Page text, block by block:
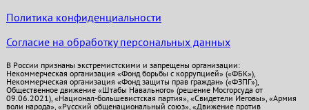
Политика конфиденциальности
Согласие на обработку персональных данных
В России признаны экстремистскими и запрещены организации:
Некоммерческая организация «Фонд борьбы с коррупцией» («ФБК»),
Некоммерческая организация «Фонд защиты прав граждан» («ФЗПГ»),
Общественное движение «Штабы Навального» (решение Мосгорсуда от
09.06.2021), «Национал-большевистская партия», «Свидетели Иеговы», «Армия
воли народа», «Русский общенациональный союз», «Движение против